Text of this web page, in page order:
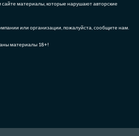
материалы, которые нарушают авторские
или организации, пожалуйста, сообщите нам.
материалы 18+!